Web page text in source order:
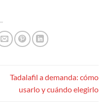
Tadalafil a demanda: cómo
usarlo y cuándo elegirlo